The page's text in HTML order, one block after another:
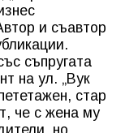
и съавтор
съпругата
на ул. „Вук
стар
че с жена му
но